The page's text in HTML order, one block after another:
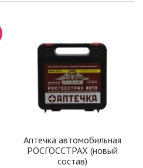
Аптечка автомобильная
РОСГОССТРАХ (новый
состав)